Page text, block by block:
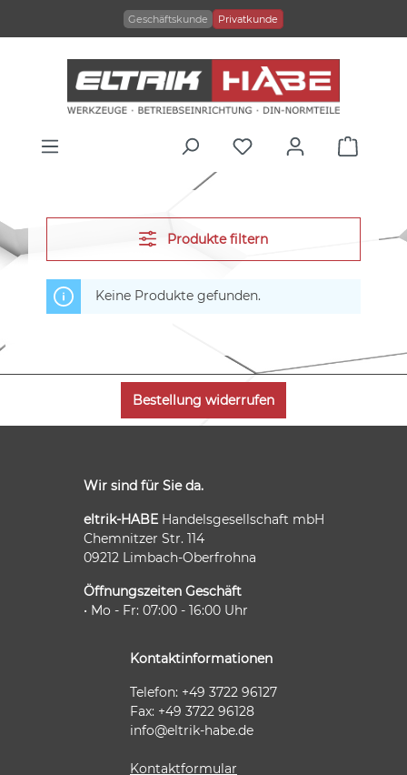
Geschäftskunde Privatkunde
Produkte filtern
Keine Produkte gefunden.
Bestellung widerrufen
Wir sind für Sie da.
eltrik-HABEHandelsgesellschaft mbH
Chemnitzer Str. 114
09212 Limbach-Oberfrohna
Öffnungszeiten Geschäft
• Mo - Fr: 07:00 - 16:00 Uhr
Kontaktinformationen
Telefon: +49 3722 96127
Fax: +49 3722 96128
info@eltrik-habe.de
Kontaktformular